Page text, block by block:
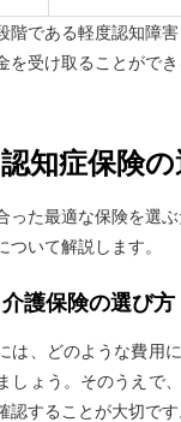
階である軽度認知障
を受け取ることがで
知症保険
った最適な保険を選
いて解説します。
介護保険の選び方
は、どのような費用
しょう。そのうえで
することが大切です